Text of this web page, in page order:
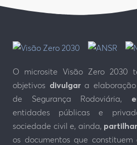
O microsite Visão Zero 2030
objetivos divulgara elaboração
de Segurança Rodoviária,
entidades públicas e
sociedade civil e, ainda, partilhar
os documentos que